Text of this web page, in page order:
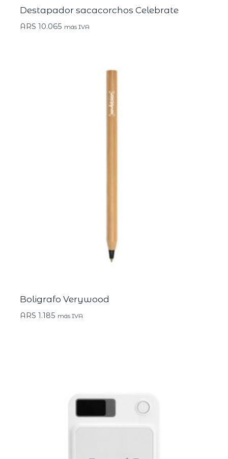
Destapador sacacorchos Celebrate
ARS 10.065 más IVA
Boligrafo Verywood
ARS 1.185 más IVA